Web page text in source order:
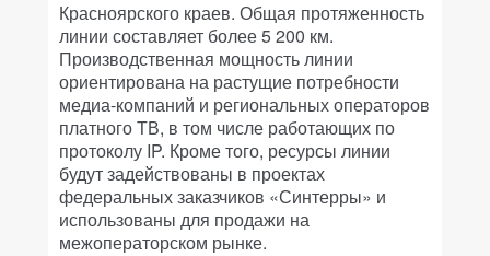
Красноярского краев. Общая протяженность
линии составляет более 5 200 км.
Производственная мощность линии
ориентирована на растущие потребности
медиа-компаний и региональных операторов
платного ТВ, в том числе работающих по
протоколу IP. Кроме того, ресурсы линии
будут задействованы в проектах
федеральных заказчиков «Синтерры» и
использованы для продажи на
межоператорском рынке.